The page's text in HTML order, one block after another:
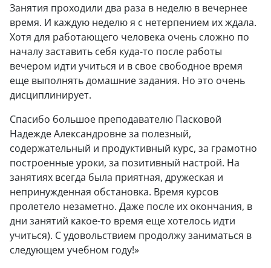
Занятия проходили два раза в неделю в вечернее
время. И каждую неделю я с нетерпением их ждала.
Хотя для работающего человека очень сложно по
началу заставить себя куда-то после работы
вечером идти учиться и в свое свободное время
еще выполнять домашние задания. Но это очень
дисциплинирует.
Спасибо большое преподавателю Пасковой
Надежде Александровне за полезный,
содержательный и продуктивный курс, за грамотно
построенные уроки, за позитивный настрой. На
занятиях всегда была приятная, дружеская и
непринужденная обстановка. Время курсов
пролетело незаметно. Даже после их окончания, в
дни занятий какое-то время еще хотелось идти
учиться). С удовольствием продолжу заниматься в
следующем учебном году!»